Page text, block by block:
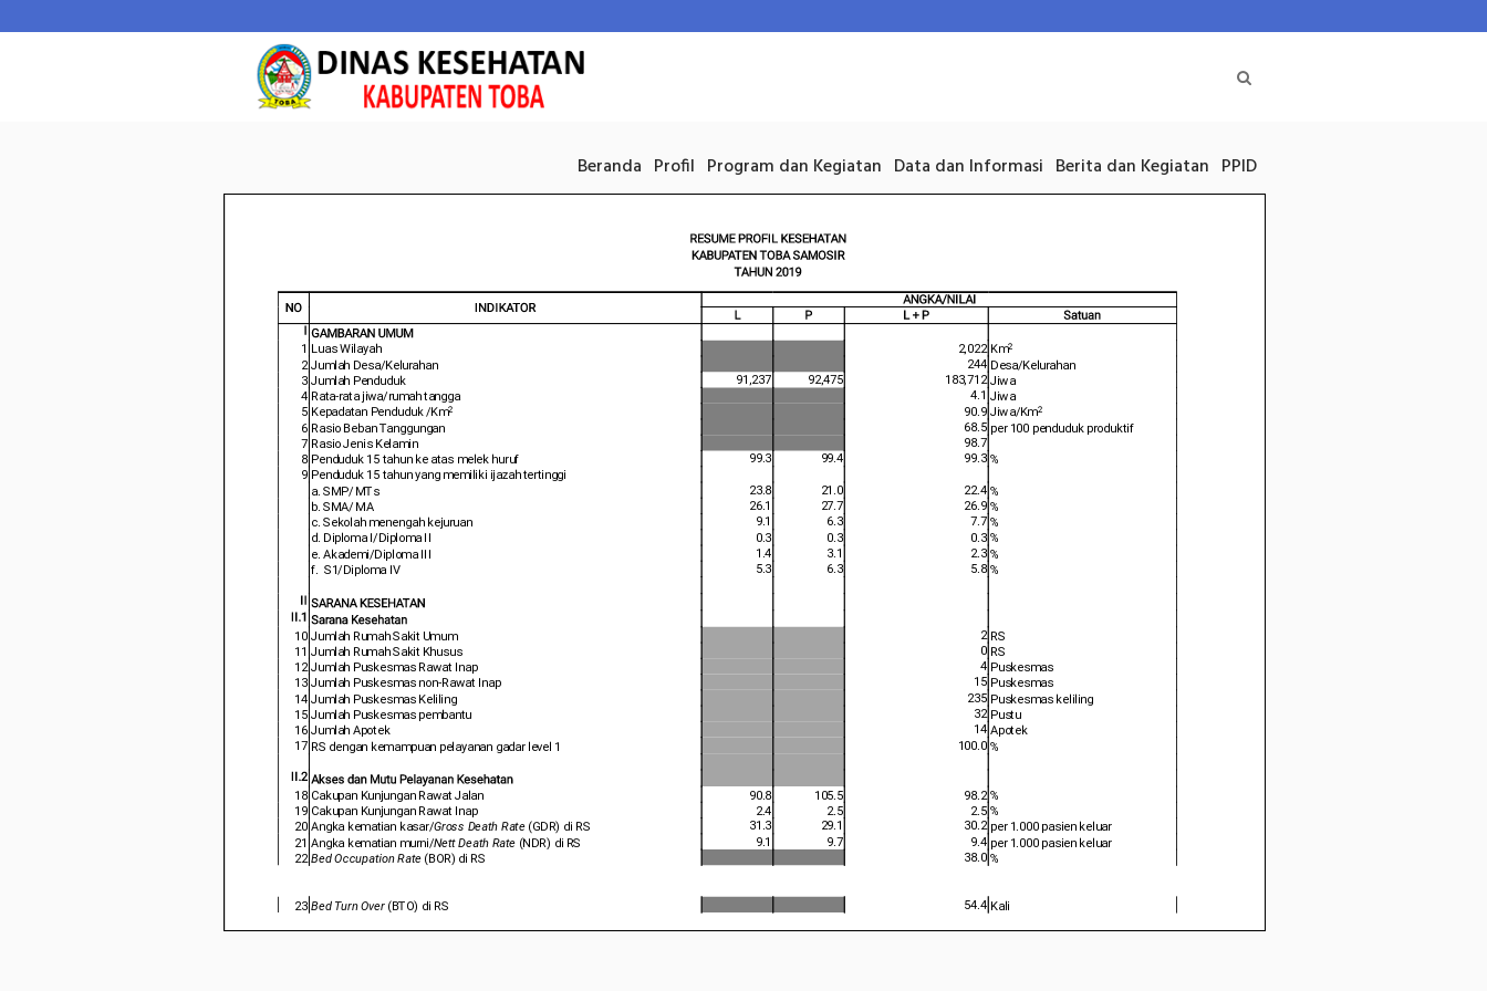
Beranda Profil Program dan Kegiatan Data dan Informasi Berita dan Kegiatan PPID